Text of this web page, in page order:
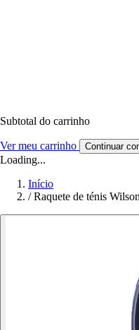
Subtotal do carrinho
Ver meu carrinho Continuar
Loading...
Início
/ Raquete de ténis